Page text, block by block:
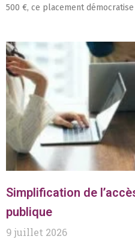
500 €, ce placement démocratise
Simplification de
publique
9 juillet 2026